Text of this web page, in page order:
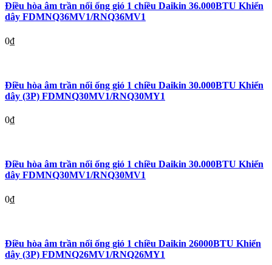
Điều hòa âm trần nối ống gió 1 chiều Daikin 36.000BTU Khiển
dây FDMNQ36MV1/RNQ36MV1
0₫
Điều hòa âm trần nối ống gió 1 chiều Daikin 30.000BTU Khiển
dây (3P) FDMNQ30MV1/RNQ30MY1
0₫
Điều hòa âm trần nối ống gió 1 chiều Daikin 30.000BTU Khiển
dây FDMNQ30MV1/RNQ30MV1
0₫
Điều hòa âm trần nối ống gió 1 chiều Daikin 26000BTU Khiển
dây (3P) FDMNQ26MV1/RNQ26MY1